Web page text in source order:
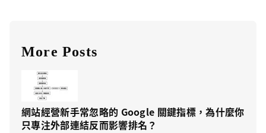
More Posts
網站經營新手常忽略的 Google 關鍵指標，為什麼你
只專注外部連結反而影響排名？